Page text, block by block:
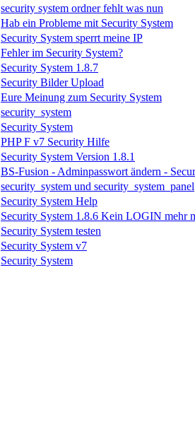
security system ordner fehlt was nun
Hab ein Probleme mit Security System
Security System sperrt meine IP
Fehler im Security System?
Security System 1.8.7
Security Bilder Upload
Eure Meinung zum Security System
security_system
Security System
PHP F v7 Security Hilfe
Security System Version 1.8.1
BS-Fusion - Adminpasswort ändern -
security_system und security_system_panel
Security System Help
Security System 1.8.6 Kein LOGIN mehr
Security System testen
Security System v7
Security System